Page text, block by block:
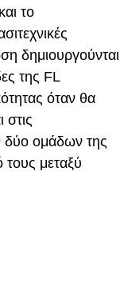
το
δημιουργούνται
της FL
όταν θα
στις
δύο ομάδων της
μεταξύ